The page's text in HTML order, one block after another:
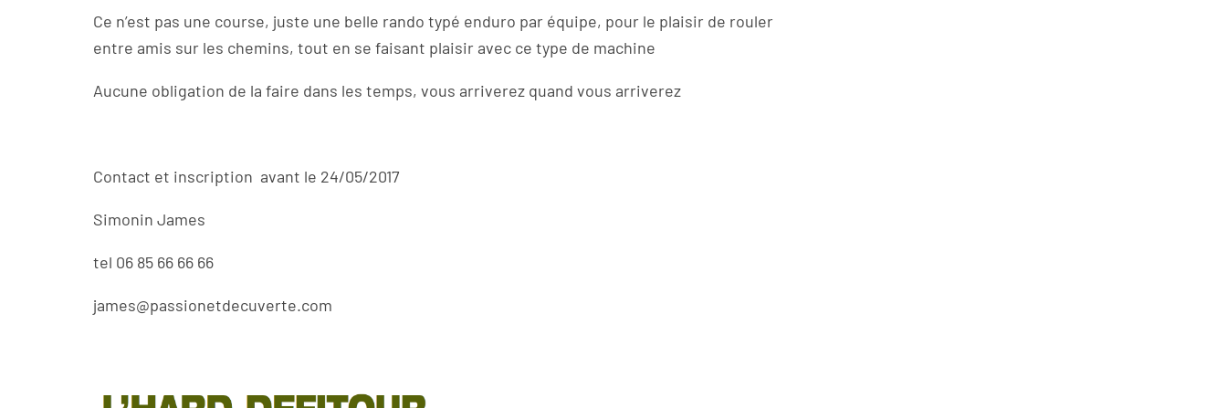
Ce n’est pas une course, juste une belle rando typé enduro par équipe, pour le plaisir de rouler
entre amis sur les chemins, tout en se faisant plaisir avec ce type de machine
Aucune obligation de la faire dans les temps, vous arriverez quand vous arriverez
Contact et inscription avant le 24/05/2017
Simonin James
tel 06 85 66 66 66
james@passionetdecuverte.com